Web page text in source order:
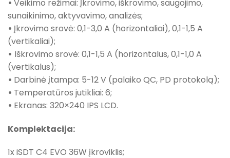
• Veikimo režimai: Įkrovimo, iškrovimo, saugojimo,
sunaikinimo, aktyvavimo, analizės;
• Įkrovimo srovė: 0,1-3,0 A (horizontaliai), 0,1-1,5 A
(vertikaliai);
• Iškrovimo srovė: 0,1-1,5 A (horizontalus, 0,1-1,0 A
(vertikalus);
• Darbinė įtampa: 5-12 V (palaiko QC, PD protokolą);
• Temperatūros jutikliai: 6;
• Ekranas: 320×240 IPS LCD.
Komplektacija:
1x iSDT C4 EVO 36W įkroviklis;